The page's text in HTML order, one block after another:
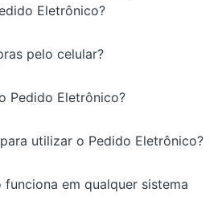
Eletrônico?
pelo celular?
Pedido Eletrônico?
utilizar o Pedido Eletrônico?
em qualquer sistema